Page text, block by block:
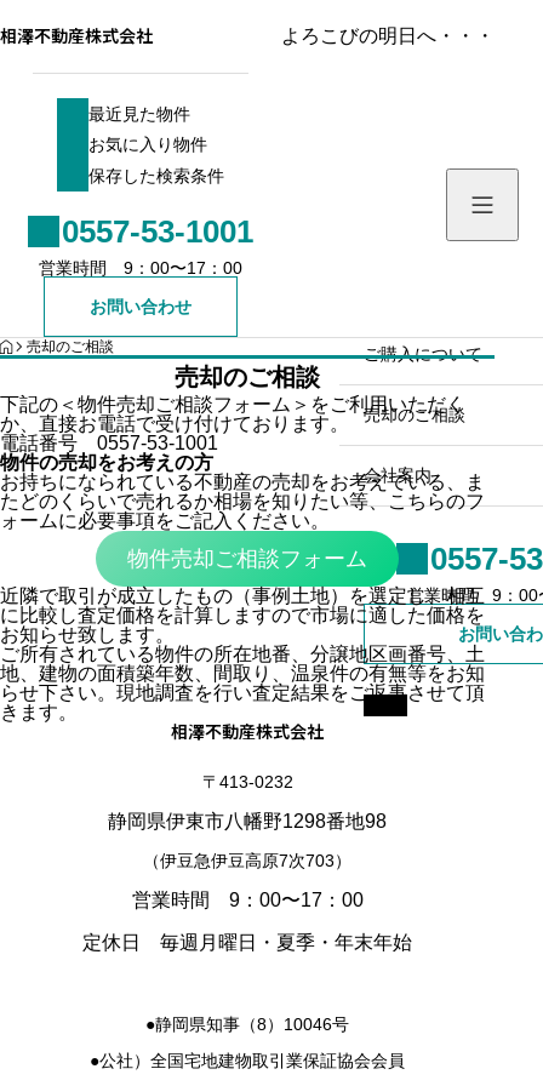
売買戸建て
売買土地
売買マンション
売買一棟ビル
売買事業用
賃貸戸建て
賃貸マンション
ご購入について
売却のご相談
会社案内
0557-
営業時間 9：00
お問い合
相澤不動産株式会社 よろこびの明日へ・・・
最近見た物件
お気に入り物件
保存した検索条件
0557-53-1001
営業時間 9：00〜17：00
お問い合わせ
HOME
売却のご相談
売却のご相談
下記の＜物件売却ご相談フォーム＞をご利用いただく
か、直接お電話で受け付けております。
電話番号 0557-53-1001
物件の売却をお考えの方
お持ちになられている不動産の売却をお考えている、ま
たどのくらいで売れるか相場を知りたい等、こちらのフ
ォームに必要事項をご記入ください。
物件売却ご相談フォーム
近隣で取引が成立したもの（事例土地）を選定し、相互
に比較し査定価格を計算しますので市場に適した価格を
お知らせ致します。
ご所有されている物件の所在地番、分譲地区画番号、土
地、建物の面積築年数、間取り、温泉件の有無等をお知
らせ下さい。現地調査を行い査定結果をご返事させて頂
きます。
相澤不動産株式会社
〒413-0232
静岡県伊東市八幡野1298番地98
（伊豆急伊豆高原7次703）
営業時間 9：00〜17：00
定休日 毎週月曜日・夏季・年末年始
●静岡県知事（8）10046号
●公社）全国宅地建物取引業保証協会会員